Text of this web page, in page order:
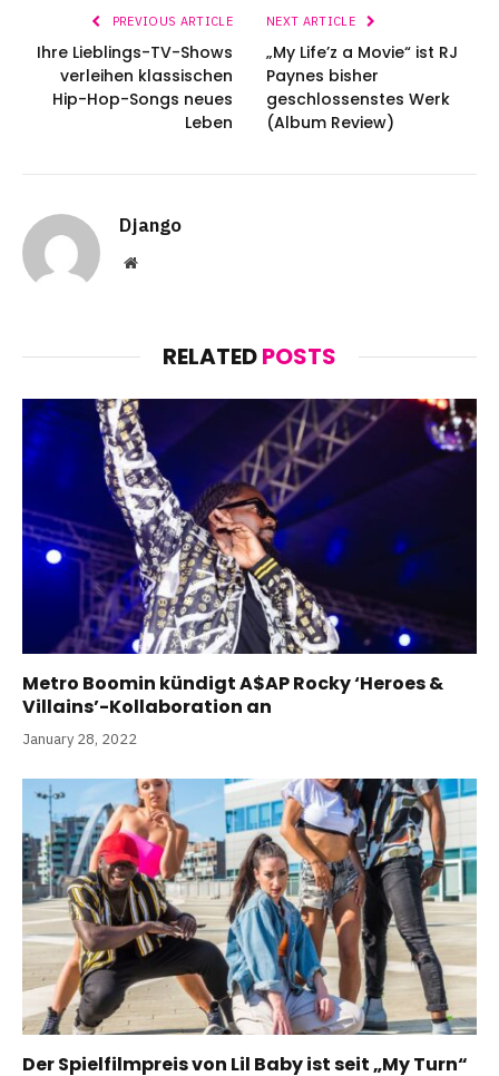
PREVIOUS ARTICLE
Ihre Lieblings-TV-Shows
verleihen klassischen
Hip-Hop-Songs neues
Leben
NEXT ARTICLE
„My Life’z a Movie“ ist RJ
Paynes bisher
geschlossenstes Werk
(Album Review)
Django
Website
RELATEDPOSTS
Metro Boomin kündigt A$AP Rocky ‘Heroes &
Villains’-Kollaboration an
January 28, 2022
Der Spielfilmpreis von Lil Baby ist seit „My Turn“